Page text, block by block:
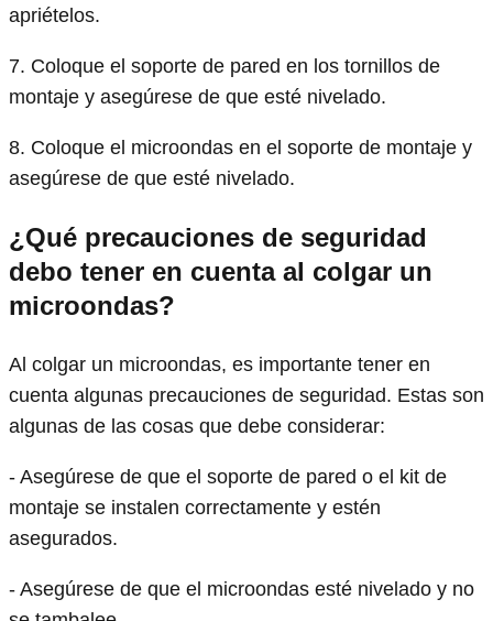
apriételos.
7. Coloque el soporte de pared en los tornillos de
montaje y asegúrese de que esté nivelado.
8. Coloque el microondas en el soporte de montaje y
asegúrese de que esté nivelado.
¿Qué precauciones de seguridad
debo tener en cuenta al colgar un
microondas?
Al colgar un microondas, es importante tener en
cuenta algunas precauciones de seguridad. Estas son
algunas de las cosas que debe considerar:
- Asegúrese de que el soporte de pared o el kit de
montaje se instalen correctamente y estén
asegurados.
- Asegúrese de que el microondas esté nivelado y no